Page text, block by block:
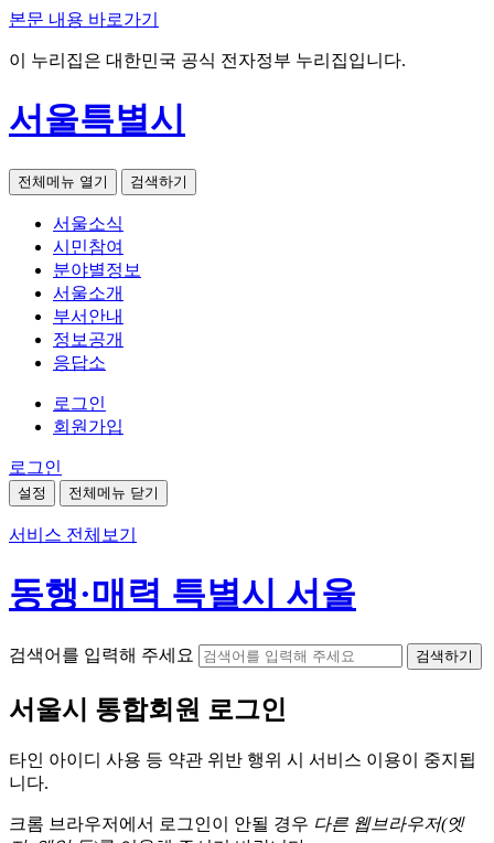
본문 내용 바로가기
이 누리집은 대한민국 공식 전자정부 누리집입니다.
서울특별시
전체메뉴 열기 검색하기
서울소식
시민참여
분야별정보
서울소개
부서안내
정보공개
응답소
로그인
회원가입
로그인
설정 전체메뉴 닫기
서비스 전체보기
동행·매력 특별시 서울
검색어를 입력해 주세요 검색하기
서울시 통합회원 로그인
타인 아이디 사용 등 약관 위반 행위 시 서비스 이용이 중지됩
니다.
크롬 브라우저에서 로그인이 안될 경우 다른 웹브라우저(엣